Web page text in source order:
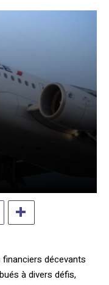
décevants
à divers défis,